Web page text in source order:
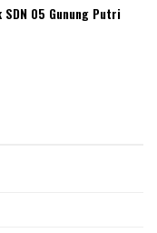
05 Gunung Putri